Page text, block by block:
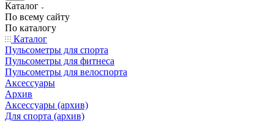
Каталог
По всему сайту
По каталогу
Каталог
Пульсометры для спорта
Пульсометры для фитнеса
Пульсометры для велоспорта
Аксессуары
Архив
Аксессуары (архив)
Для спорта (архив)